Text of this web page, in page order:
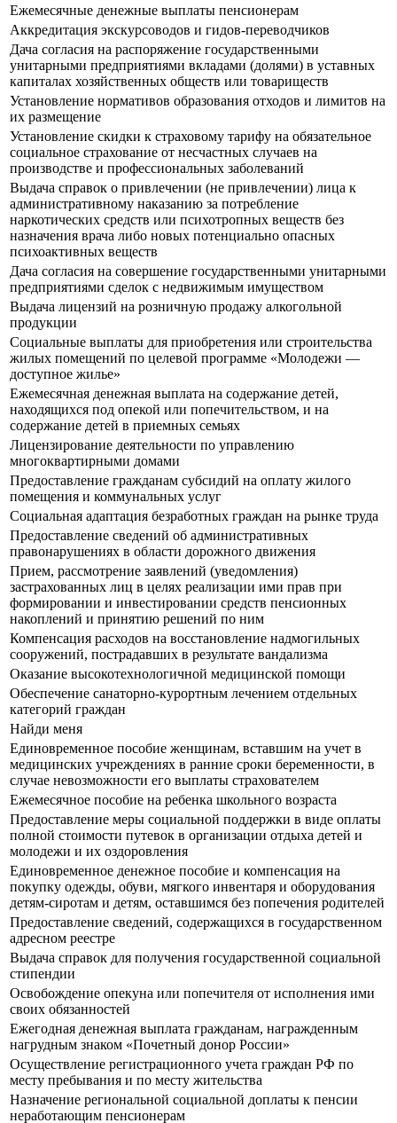
Ежемесячные денежные выплаты пенсионерам
Аккредитация экскурсоводов и гидов-переводчиков
Дача согласия на распоряжение государственными
унитарными предприятиями вкладами (долями) в уставных
капиталах хозяйственных обществ или товариществ
Установление нормативов образования отходов и лимитов на
их размещение
Установление скидки к страховому тарифу на обязательное
социальное страхование от несчастных случаев на
производстве и профессиональных заболеваний
Выдача справок о привлечении (не привлечении) лица к
административному наказанию за потребление
наркотических средств или психотропных веществ без
назначения врача либо новых потенциально опасных
психоактивных веществ
Дача согласия на совершение государственными унитарными
предприятиями сделок с недвижимым имуществом
Выдача лицензий на розничную продажу алкогольной
продукции
Социальные выплаты для приобретения или строительства
жилых помещений по целевой программе «Молодежи —
доступное жилье»
Ежемесячная денежная выплата на содержание детей,
находящихся под опекой или попечительством, и на
содержание детей в приемных семьях
Лицензирование деятельности по управлению
многоквартирными домами
Предоставление гражданам субсидий на оплату жилого
помещения и коммунальных услуг
Социальная адаптация безработных граждан на рынке труда
Предоставление сведений об административных
правонарушениях в области дорожного движения
Прием, рассмотрение заявлений (уведомления)
застрахованных лиц в целях реализации ими прав при
формировании и инвестировании средств пенсионных
накоплений и принятию решений по ним
Компенсация расходов на восстановление надмогильных
сооружений, пострадавших в результате вандализма
Оказание высокотехнологичной медицинской помощи
Обеспечение санаторно-курортным лечением отдельных
категорий граждан
Найди меня
Единовременное пособие женщинам, вставшим на учет в
медицинских учреждениях в ранние сроки беременности, в
случае невозможности его выплаты страхователем
Ежемесячное пособие на ребенка школьного возраста
Предоставление меры социальной поддержки в виде оплаты
полной стоимости путевок в организации отдыха детей и
молодежи и их оздоровления
Единовременное денежное пособие и компенсация на
покупку одежды, обуви, мягкого инвентаря и оборудования
детям-сиротам и детям, оставшимся без попечения родителей
Предоставление сведений, содержащихся в государственном
адресном реестре
Выдача справок для получения государственной социальной
стипендии
Освобождение опекуна или попечителя от исполнения ими
своих обязанностей
Ежегодная денежная выплата гражданам, награжденным
нагрудным знаком «Почетный донор России»
Осуществление регистрационного учета граждан РФ по
месту пребывания и по месту жительства
Назначение региональной социальной доплаты к пенсии
неработающим пенсионерам